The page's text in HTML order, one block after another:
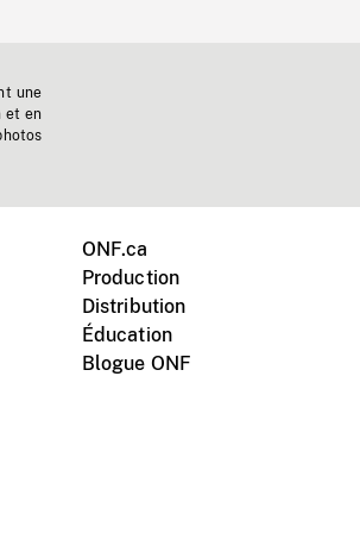
une
et en
ONF.ca
Production
Distribution
Éducation
Blogue ONF